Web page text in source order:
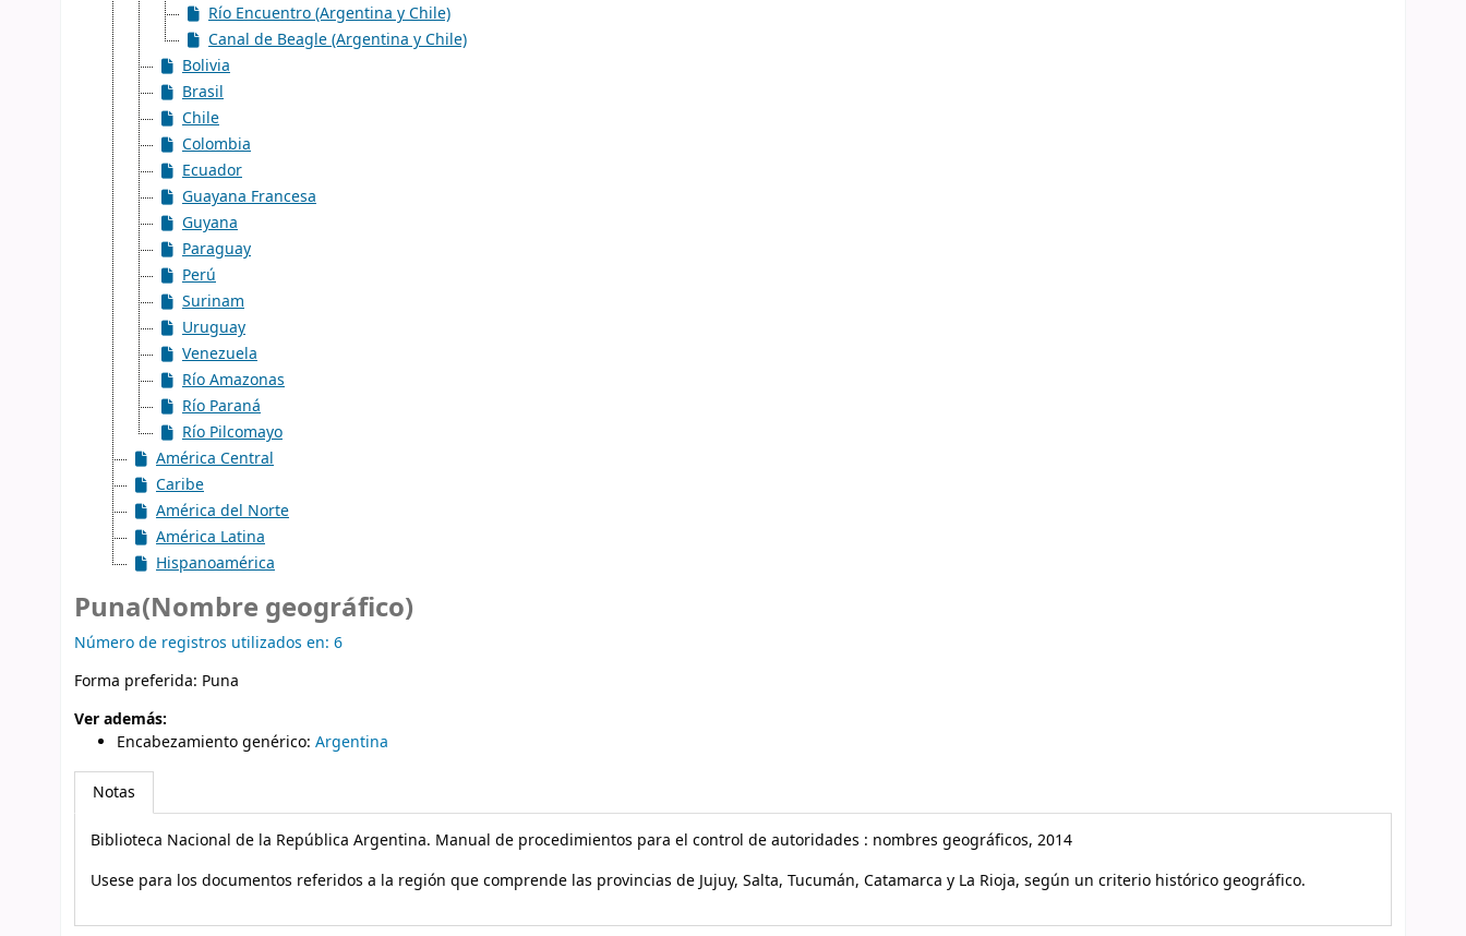
Río Encuentro (Argentina y Chile)
Canal de Beagle (Argentina y Chile)
Bolivia
Brasil
Chile
Colombia
Ecuador
Guayana Francesa
Guyana
Paraguay
Perú
Surinam
Uruguay
Venezuela
Río Amazonas
Río Paraná
Río Pilcomayo
América Central
Caribe
América del Norte
América Latina
Hispanoamérica
Puna(Nombre geográfico)
Número de registros utilizados en: 6
Forma preferida: Puna
Ver además:
Encabezamiento genérico: Argentina
Notas
Biblioteca Nacional de la República Argentina. Manual de procedimientos para el control de autoridades : nombres geográficos, 2014
Usese para los documentos referidos a la región que comprende las provincias de Jujuy, Salta, Tucumán, Catamarca y La Rioja, según un criterio histórico geográfico.